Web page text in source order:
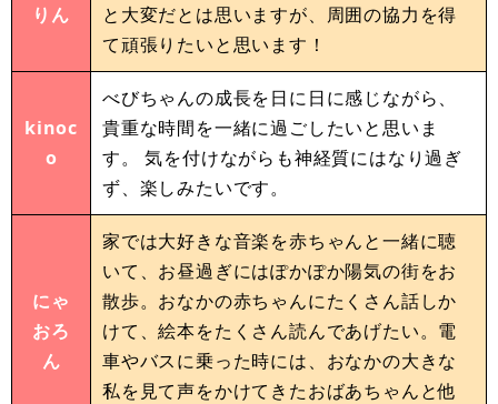
りん
と大変だとは思いますが、周囲の協力を得
て頑張りたいと思います！
kinoc
o
べびちゃんの成長を日に日に感じながら、
貴重な時間を一緒に過ごしたいと思いま
す。 気を付けながらも神経質にはなり過ぎ
ず、楽しみたいです。
にゃ
おろ
ん
家では大好きな音楽を赤ちゃんと一緒に聴
いて、お昼過ぎにはぽかぽか陽気の街をお
散歩。おなかの赤ちゃんにたくさん話しか
けて、絵本をたくさん読んであげたい。電
車やバスに乗った時には、おなかの大きな
私を見て声をかけてきたおばあちゃんと他